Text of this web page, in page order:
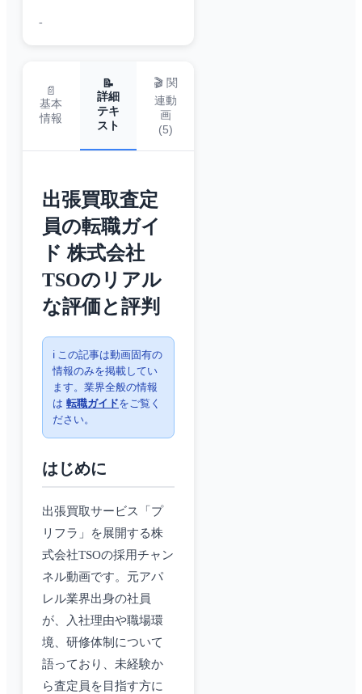
-
📄
基本
情報
📝
詳細
テキ
スト
🎬 関
連動
画
(5)
出張買取査定
員の転職ガイ
ド 株式会社
TSOのリアル
な評価と評判
ℹ️ この記事は動画固有の
情報のみを掲載してい
ます。業界全般の情報
は 転職ガイドをご覧く
ださい。
はじめに
出張買取サービス「プ
リフラ」を展開する株
式会社TSOの採用チャン
ネル動画です。元アパ
レル業界出身の社員
が、入社理由や職場環
境、研修体制について
語っており、未経験か
ら査定員を目指す方に